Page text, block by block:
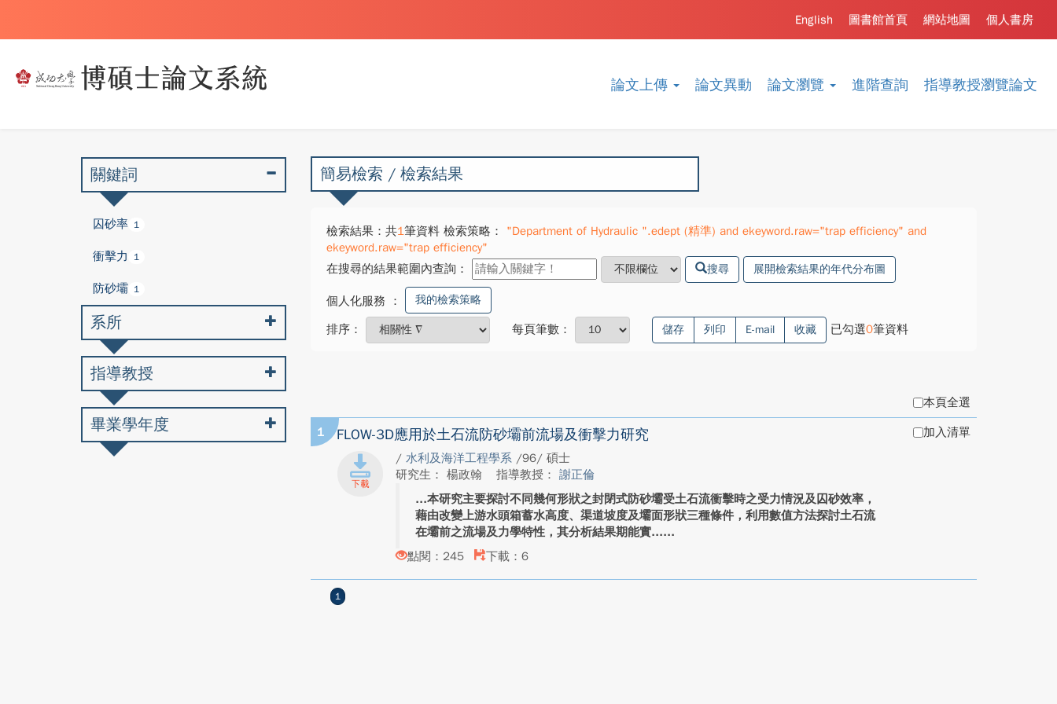
論文上傳 論文異動 論文瀏覽 進階查詢 指導教授瀏覽論文
個人書房
網站地圖
圖書館首頁
English
簡易檢索 / 檢索結果
檢索結果：共1筆資料 檢索策略：
"Department of Hydraulic ".edept (精準) and ekeyword.raw="trap efficiency" and
ekeyword.raw="trap efficiency"
在搜尋的結果範圍內查詢：
搜尋 展開檢索結果的年代分布圖
個人化服務 ： 我的檢索策略
排序： 每頁筆數： 儲存 列印 E-mail 收藏 已勾選0筆資料
本頁全選
1 FLOW-3D應用於土石流防砂壩前流場及衝擊力研究
/ 水利及海洋工程學系 /96/ 碩士
研究生： 楊政翰
指導教授： 謝正倫
本研究主要探討不同幾何形狀之封閉式防砂壩受土石流衝擊時之受力情況及囚砂效率，
藉由改變上游水頭箱蓄水高度、渠道坡度及壩面形狀三種條件，利用數值方法探討土石流
在壩前之流場及力學特性，其分析結果期能實...
點閱：245
下載：6
加入清單
1
關鍵詞
囚砂率 1
衝擊力 1
防砂壩 1
系所
指導教授
畢業學年度